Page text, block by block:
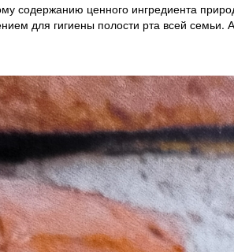
содержанию ценного ингредиента
для гигиены полости рта всей семьи.